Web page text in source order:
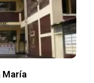
María